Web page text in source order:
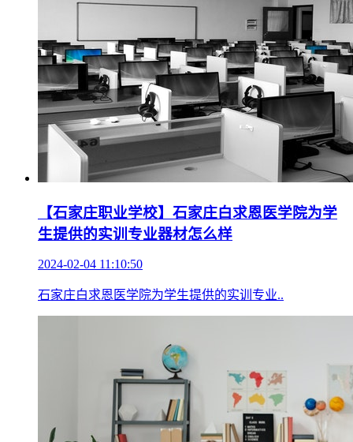
【石家庄职业学校】石家庄白求恩医学院为学
生提供的实训专业器材怎么样
2024-02-04 11:10:50
石家庄白求恩医学院为学生提供的实训专业..